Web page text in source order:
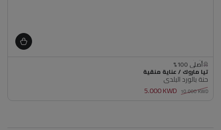
أصلي 100%
متوفر
أصلي 100%
البائع
تيا ماروك / عناية منقية
حنة بالورد البلدي
10.000 KWD
5.000 KWD